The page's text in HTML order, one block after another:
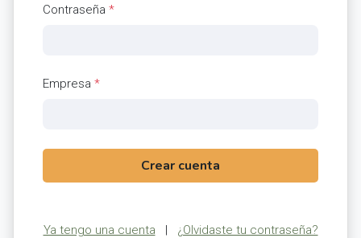
Contraseña *
Empresa *
Crear cuenta
Ya tengo una cuenta | ¿Olvidaste tu contraseña?